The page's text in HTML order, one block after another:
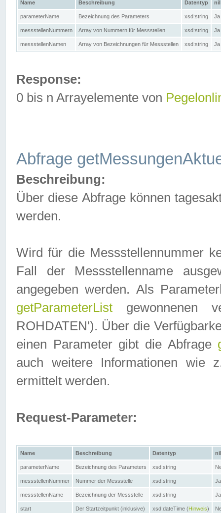
Name Beschreibung Datentyp nil
parameterName Bezeichnung des Parameters xsd:string Ja
messstellenNummern Array von Nummern für Messstellen xsd:string Ja
messstellenNamen Array von Bezeichnungen für Messstellen xsd:string Ja
Response:
0 bis n Arrayelemente von
Abfrage
Beschreibung:
Über diese Abfrage können
werden.
Wird für die Messstellennummer
Fall der Messstellenname
angegeben werden. Als
getParameterList gewonnenen
ROHDATEN'). Über die
einen Parameter gibt die Abfrage
auch weitere Informationen wie
ermittelt werden.
Request-Parameter:
Name Beschreibung Datentyp nil
parameterName Bezeichnung des Parameters xsd:string
messstellenNummer Nummer der Messstelle xsd:string Ja
messstellenName Bezeichnung der Messstelle xsd:string Ja
start Der Startzeitpunkt (inklusive) xsd:dateTime (Hinweis)